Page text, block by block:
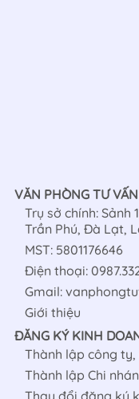
VĂN PHÒNG TƯ
Trụ sở chính: Sảnh
Trần Phú, Đà Lạt,
MST: 5801176646
Điện thoại:
Gmail:
Giới thiệu
ĐĂNG KÝ KINH
Thành lập công
Thành lập Chi
Thay đổi đăng ký